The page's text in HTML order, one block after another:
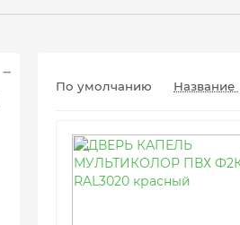
По умолчанию Название